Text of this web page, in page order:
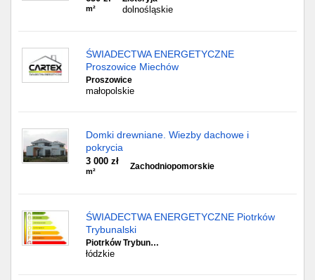
m² dolnośląskie
ŚWIADECTWA ENERGETYCZNE
Proszowice Miechów
Proszowice
małopolskie
Domki drewniane. Wiezby dachowe i
pokrycia
3 000 zł
m²
Zachodniopomorskie
ŚWIADECTWA ENERGETYCZNE Piotrków
Trybunalski
Piotrków Trybun…
łódzkie